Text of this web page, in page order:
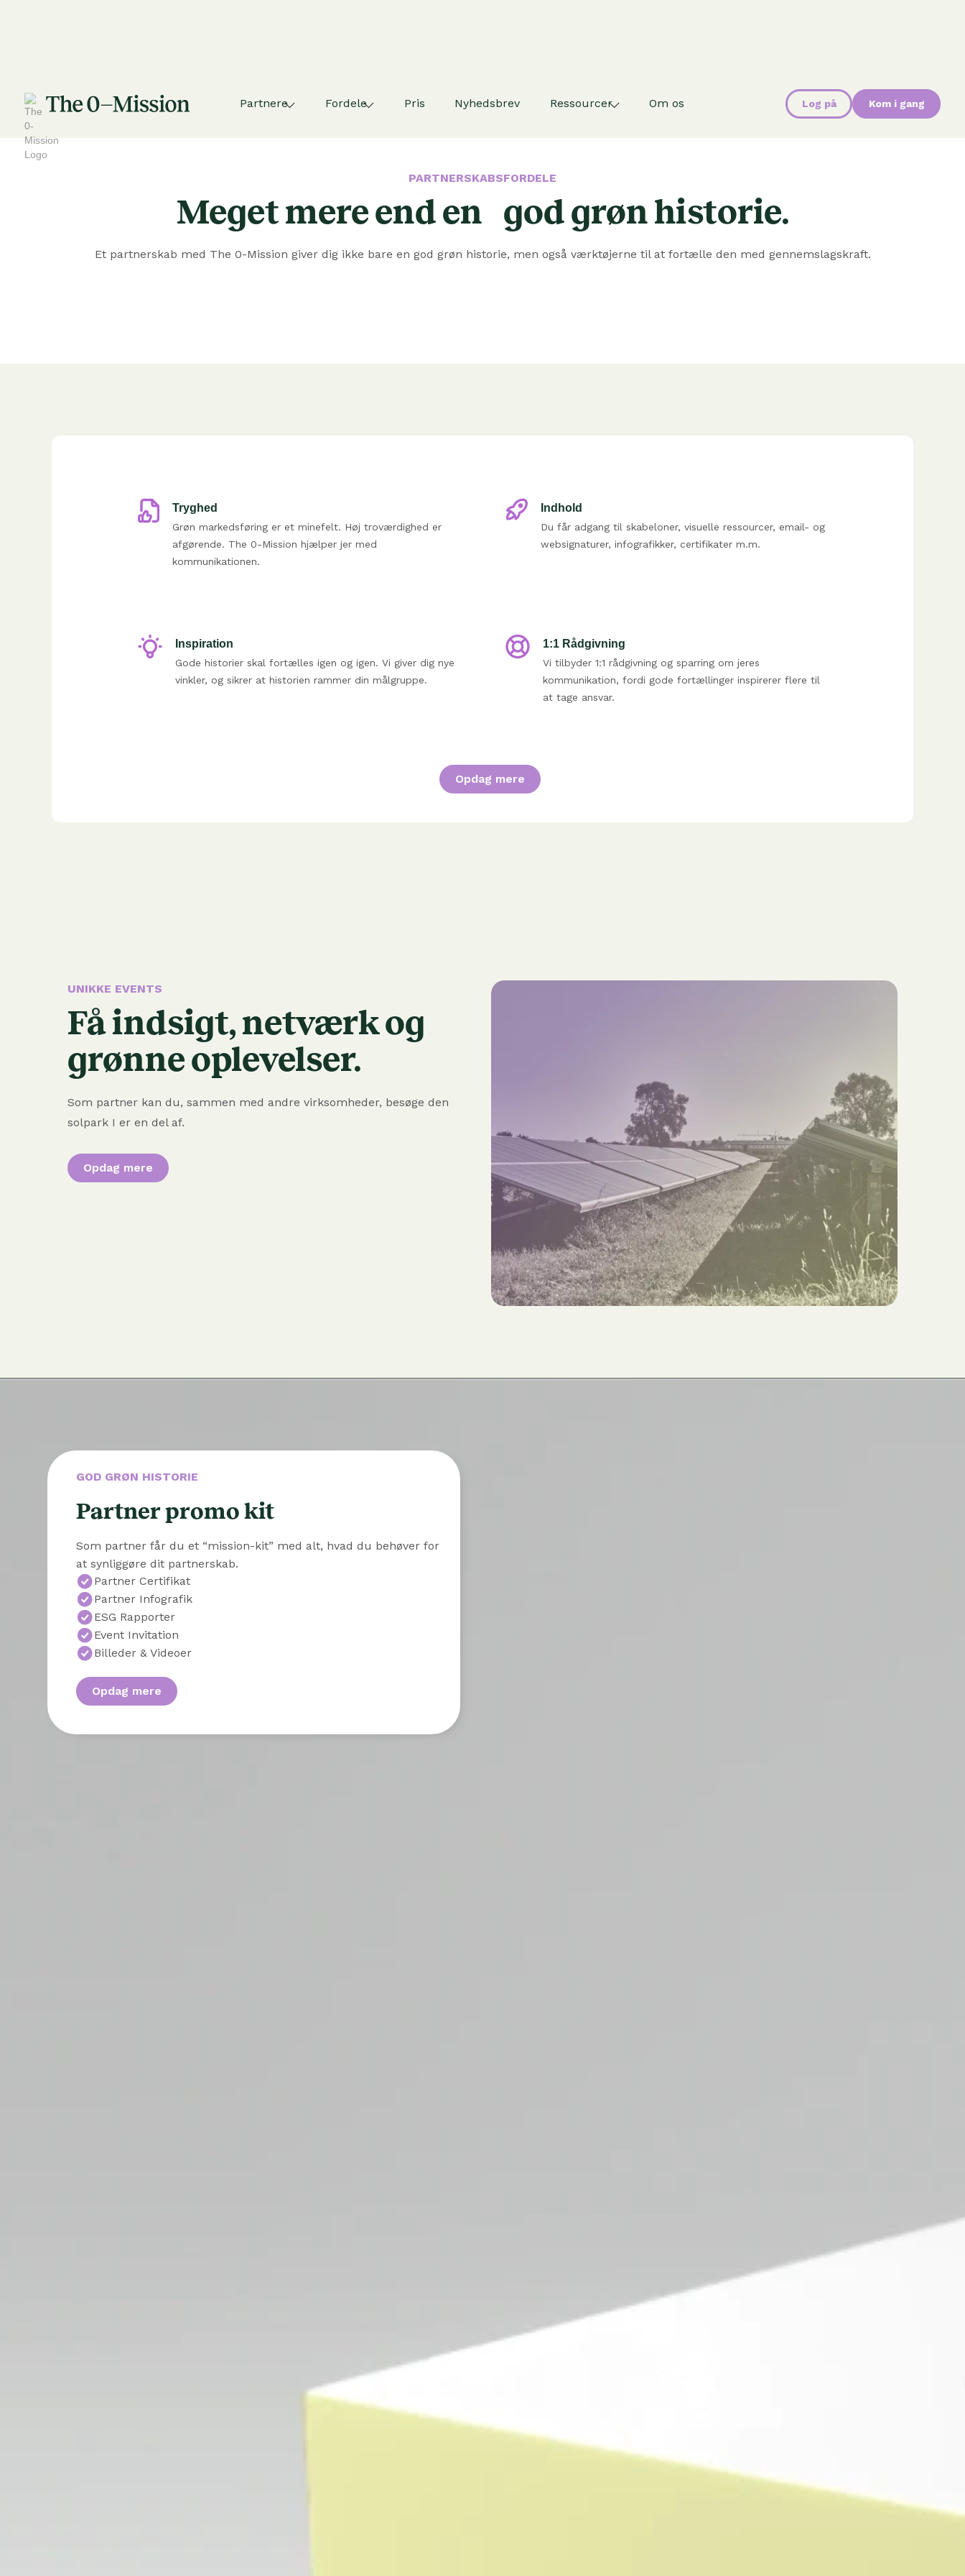
Partnere Fordele Pris Nyhedsbrev Ressourcer Om os Log på Kom i gang
PARTNERSKABSFORDELE
Meget mere end en god grøn historie.
Et partnerskab med The 0-Mission giver dig ikke bare en god grøn historie, men også værktøjerne til at fortælle den med gennemslagskraft.
Tryghed
Grøn markedsføring er et minefelt. Høj troværdighed er
afgørende. The 0-Mission hjælper jer med
kommunikationen.
Indhold
Du får adgang til skabeloner, visuelle ressourcer, email- og
websignaturer, infografikker, certifikater m.m.
Inspiration
Gode historier skal fortælles igen og igen. Vi giver dig nye
vinkler, og sikrer at historien rammer din målgruppe.
1:1 Rådgivning
Vi tilbyder 1:1 rådgivning og sparring om jeres
kommunikation, fordi gode fortællinger inspirerer flere til
at tage ansvar.
Opdag mere
UNIKKE EVENTS
Få indsigt, netværk og
grønne oplevelser.
Som partner kan du, sammen med andre virksomheder, besøge den
solpark I er en del af.
Opdag mere
GOD GRØN HISTORIE
Partner promo kit
Som partner får du et “mission-kit” med alt, hvad du behøver for
at synliggøre dit partnerskab.
Partner Certifikat
Partner Infografik
ESG Rapporter
Event Invitation
Billeder & Videoer
Opdag mere